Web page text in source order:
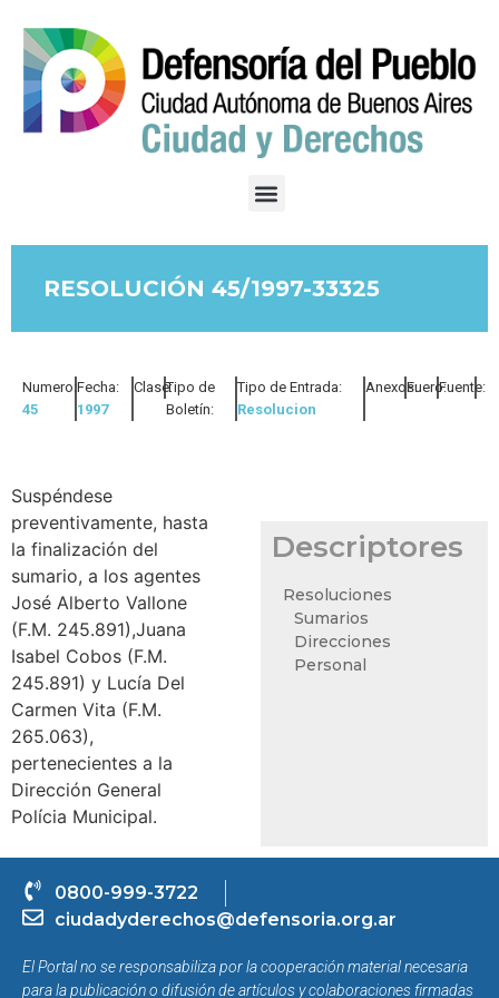
RESOLUCIÓN 45/1997-33325
Numero:
45
Fecha:
1997
Clase:Tipo de
Boletín:
Tipo de Entrada:
Resolucion
Anexos:Fuero:Fuente:
Suspéndese
preventivamente, hasta
la finalización del
sumario, a los agentes
José Alberto Vallone
(F.M. 245.891),Juana
Isabel Cobos (F.M.
245.891) y Lucía Del
Carmen Vita (F.M.
265.063),
pertenecientes a la
Dirección General
Polícia Municipal.
Descriptores
Resoluciones
Sumarios
Direcciones
Personal
0800-999-3722
ciudadyderechos@defensoria.org.ar
El Portal no se responsabiliza por la cooperación material necesaria
para la publicación o difusión de artículos y colaboraciones firmadas